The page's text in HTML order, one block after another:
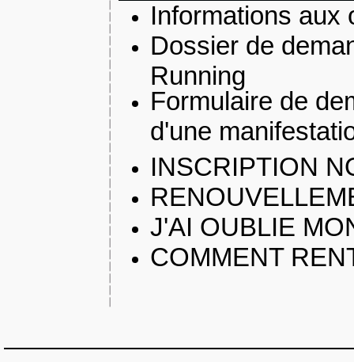
Informations aux
Dossier de
Running
Formulaire de
d'une
INSCRIPTION
J'AI OUBLIE
COMMENT